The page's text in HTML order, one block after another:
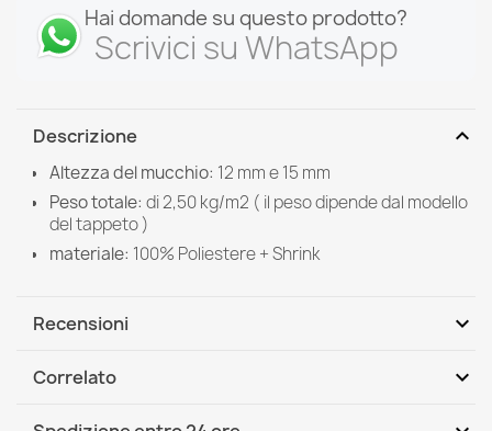
Hai domande su questo prodotto?
Scrivici su WhatsApp
Descrizione expand_more
Altezza del mucchio: 12 mm e 15 mm
Peso totale: di2,50 kg/m2 ( il peso dipende dal modello
del tappeto )
materiale: 100% Poliestere + Shrink
Recensioni expand_more
Correlato expand_more